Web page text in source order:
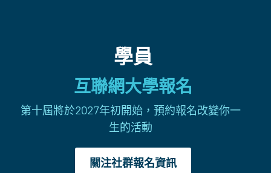
學員
互聯網大學報名
第十屆將於2027年初開始，預約報名改變你一
生的活動
關注社群報名資訊